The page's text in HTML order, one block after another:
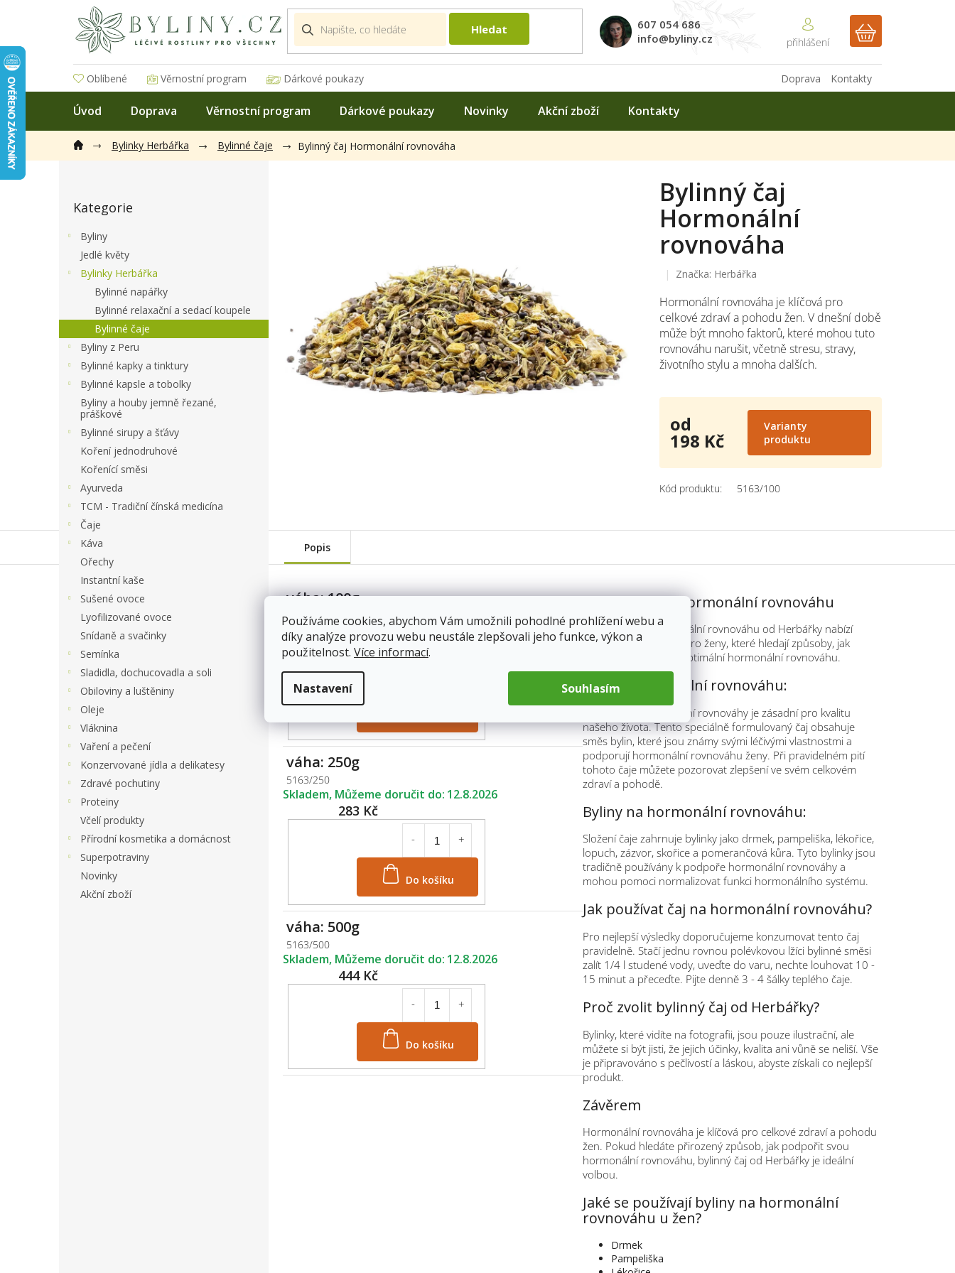
Používáme cookies, abychom Vám umožnili pohodlné prohlížení webu a
díky analýze provozu webu neustále zlepšovali jeho funkce, výkon a
použitelnost. Více informací.
Nastavení Souhlasím
Hledat
607 054 686
info@byliny.cz
NÁKUPNÍ
Oblíbené Věrnostní program Dárkové poukazy Kontakty
Doprava
Úvod Doprava Věrnostní program Dárkové poukazy Novinky Akční zboží Kontakty
Bylinky Herbářka Bylinné čaje Bylinný čaj Hormonální rovnováha
a
n
kategorie
Kategorie
Byliny
Jedlé květy
Bylinky Herbářka
Bylinné napářky
Bylinné relaxační a sedací koupele
Bylinné čaje
Byliny z Peru
Bylinné kapky a tinktury
Bylinné kapsle a tobolky
Byliny a houby jemně řezané,
práškové
Bylinné sirupy a šťávy
Koření jednodruhové
Kořenící směsi
Ayurveda
TCM - Tradiční čínská medicína
Čaje
Káva
Ořechy
Instantní kaše
Sušené ovoce
Lyofilizované ovoce
Snídaně a svačinky
Semínka
Sladidla, dochucovadla a soli
Obiloviny a luštěniny
Oleje
Vláknina
Vaření a pečení
Konzervované jídla a delikatesy
Zdravé pochutiny
Proteiny
Včelí produkty
Přírodní kosmetika a domácnost
Superpotraviny
Novinky
Akční zboží
Kód produktu: 5163/100
Hormonální rovnováha je klíčová pro
celkové zdraví a pohodu žen. V dnešní době
může být mnoho faktorů, které mohou tuto
rovnováhu narušit, včetně stresu, stravy,
životního stylu a mnoha dalších.
Bylinný čaj
Hormonální
rovnováha
Značka: Herbářka
od
198 Kč
cena:
Varianty
produktu
Popis
váha: 100g
5163/100
198 Kč
Skladem 12.8.2026
váha: 250g
5163/250
283 Kč
Do košíku
Skladem 12.8.2026
váha: 500g
5163/500
444 Kč
Skladem 12.8.2026
Bylinný čaj na hormonální rovnováhu
Bylinný čaj na hormonální rovnováhu od Herbářky nabízí
přirozenou podporu pro ženy, které hledají způsoby, jak
dosáhnout a udržet optimální hormonální rovnováhu.
Čaj na hormonální rovnováhu:
Dosáhnout hormonální rovnováhy je zásadní pro kvalitu
našeho života. Tento speciálně formulovaný čaj obsahuje
směs bylin, které jsou známy svými léčivými vlastnostmi a
podporují hormonální rovnováhu ženy. Při pravidelném pití
tohoto čaje můžete pozorovat zlepšení ve svém celkovém
zdraví a pohodě.
Byliny na hormonální rovnováhu:
Složení čaje zahrnuje bylinky jako drmek, pampeliška, lékořice,
lopuch, zázvor, skořice a pomerančová kůra. Tyto bylinky jsou
tradičně používány k podpoře hormonální rovnováhy a
mohou pomoci normalizovat funkci hormonálního systému.
Jak používat čaj na hormonální rovnováhu?
Pro nejlepší výsledky doporučujeme konzumovat tento čaj
pravidelně. Stačí jednu rovnou polévkovou lžíci bylinné směsi
zalít 1/4 l studené vody, uveďte do varu, nechte louhovat 10 -
15 minut a přeceďte. Pijte denně 3 - 4 šálky teplého čaje.
Proč zvolit bylinný čaj od Herbářky?
Bylinky, které vidíte na fotografii, jsou pouze ilustrační, ale
můžete si být jisti, že jejich účinky, kvalita ani vůně se neliší. Vše
je připravováno s pečlivostí a láskou, abyste získali co nejlepší
produkt.
Závěrem
Hormonální rovnováha je klíčová pro celkové zdraví a pohodu
žen. Pokud hledáte přirozený způsob, jak podpořit svou
hormonální rovnováhu, bylinný čaj od Herbářky je ideální
volbou.
Jaké se používají byliny na hormonální
rovnováhu u žen?
Drmek
Pampeliška